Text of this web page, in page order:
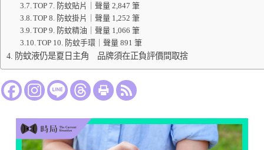
TOP 7. 防蚊貼片｜聲量 2,847 筆
TOP 8. 防蚊掛片｜聲量 1,252 筆
TOP 9. 防蚊精油｜聲量 1,066 筆
TOP 10. 防蚊手環｜聲量 891 筆
防蚊液仍是夏日主角 品牌須在正負評價間取捨